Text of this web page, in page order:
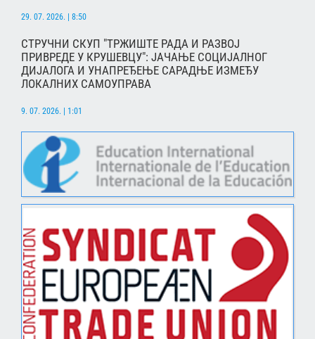
29. 07. 2026. | 8:50
СТРУЧНИ СКУП "ТРЖИШТЕ РАДА И РАЗВОЈ
ПРИВРЕДЕ У КРУШЕВЦУ": ЈАЧАЊЕ СОЦИЈАЛНОГ
ДИЈАЛОГА И УНАПРЕЂЕЊЕ САРАДЊЕ ИЗМЕЂУ
ЛОКАЛНИХ САМОУПРАВА
9. 07. 2026. | 1:01